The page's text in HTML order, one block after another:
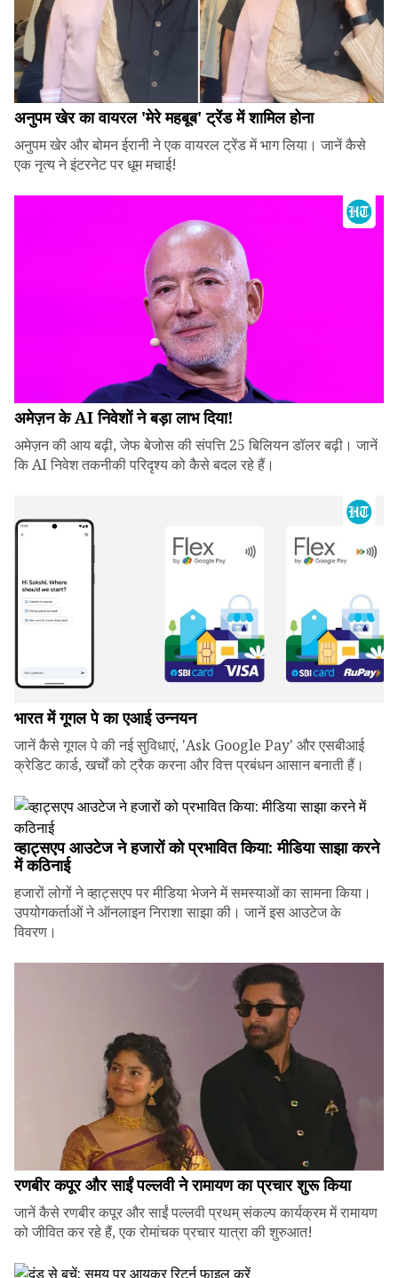
अनुपम खेर का वायरल 'मेरे महबूब' ट्रेंड में शामिल होना
अनुपम खेर और बोमन ईरानी ने एक वायरल ट्रेंड में भाग लिया। जानें कैसे
एक नृत्य ने इंटरनेट पर धूम मचाई!
अमेज़न के AI निवेशों ने बड़ा लाभ दिया!
अमेज़न की आय बढ़ी, जेफ बेजोस की संपत्ति 25 बिलियन डॉलर बढ़ी। जानें
कि AI निवेश तकनीकी परिदृश्य को कैसे बदल रहे हैं।
भारत में गूगल पे का एआई उन्नयन
जानें कैसे गूगल पे की नई सुविधाएं, 'Ask Google Pay' और एसबीआई
क्रेडिट कार्ड, खर्चों को ट्रैक करना और वित्त प्रबंधन आसान बनाती हैं।
व्हाट्सएप आउटेज ने हजारों को प्रभावित किया: मीडिया साझा करने
में कठिनाई
हजारों लोगों ने व्हाट्सएप पर मीडिया भेजने में समस्याओं का सामना किया।
उपयोगकर्ताओं ने ऑनलाइन निराशा साझा की। जानें इस आउटेज के
विवरण।
रणबीर कपूर और साईं पल्लवी ने रामायण का प्रचार शुरू किया
जानें कैसे रणबीर कपूर और साईं पल्लवी प्रथम् संकल्प कार्यक्रम में रामायण
को जीवित कर रहे हैं, एक रोमांचक प्रचार यात्रा की शुरुआत!